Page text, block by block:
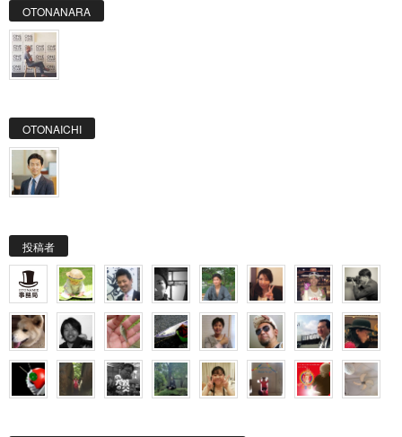
OTONANARA
OTONAICHI
投稿者